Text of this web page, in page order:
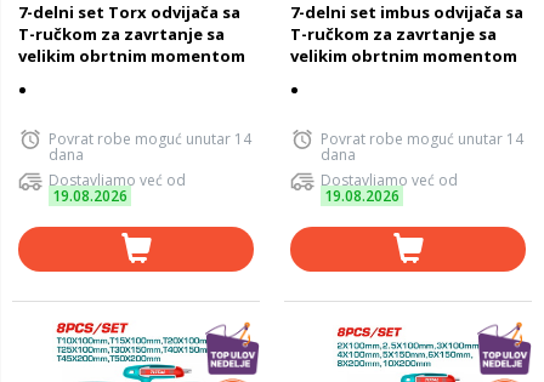
7-delni set Torx odvijača sa
T-ručkom za zavrtanje sa
velikim obrtnim momentom
Povrat robe moguć unutar 14
dana
Dostavljamo već od
19.08.2026
7-delni set imbus odvijača sa
T-ručkom za zavrtanje sa
velikim obrtnim momentom
Povrat robe moguć unutar 14
dana
Dostavljamo već od
19.08.2026